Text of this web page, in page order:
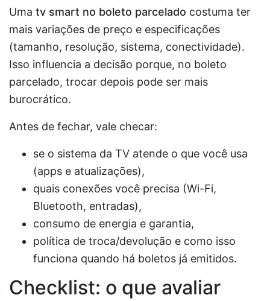
Uma tv smart no boleto parcelado costuma ter
mais variações de preço e especificações
(tamanho, resolução, sistema, conectividade).
Isso influencia a decisão porque, no boleto
parcelado, trocar depois pode ser mais
burocrático.
Antes de fechar, vale checar:
se o sistema da TV atende o que você usa
(apps e atualizações),
quais conexões você precisa (Wi-Fi,
Bluetooth, entradas),
consumo de energia e garantia,
política de troca/devolução e como isso
funciona quando há boletos já emitidos.
Checklist: o que avaliar